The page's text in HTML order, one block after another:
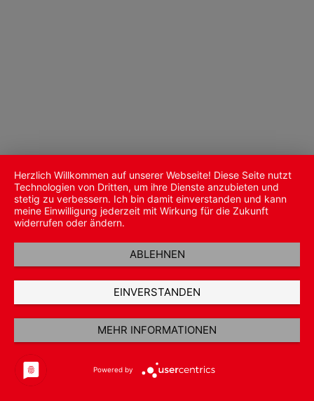
Herzlich Willkommen auf unserer Webseite! Diese Seite nutzt
Technologien von Dritten, um ihre Dienste anzubieten und
stetig zu verbessern. Ich bin damit einverstanden und kann
meine Einwilligung jederzeit mit Wirkung für die Zukunft
widerrufen oder ändern.
ABLEHNEN
EINVERSTANDEN
MEHR INFORMATIONEN
Powered by